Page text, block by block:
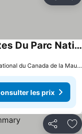
Chalet Déconnecté à 2 Minutes Du Parc National De La Mauricie
à 19.6 km de : Parc national du Canada de la Mauricie
les prix
Partager